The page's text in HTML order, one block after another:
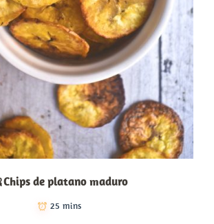
de platano maduro
25 mins